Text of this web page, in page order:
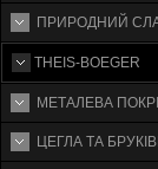
ПРИРОДНИЙ
THEIS-BOEGER
МЕТАЛЕВА
ЦЕГЛА ТА